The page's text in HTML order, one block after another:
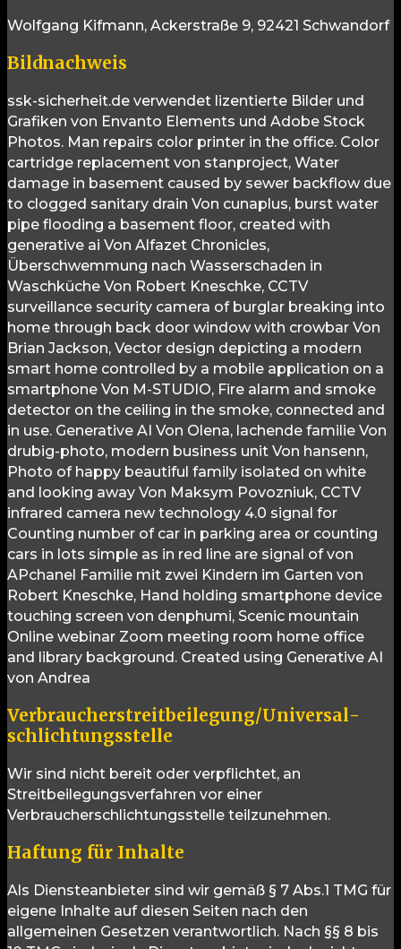
Wolfgang Kifmann, Ackerstraße 9, 92421 Schwandorf
Bildnachweis
ssk-sicherheit.de verwendet lizentierte Bilder und
Grafiken von Envanto Elements und Adobe Stock
Photos. Man repairs color printer in the office. Color
cartridge replacement von stanproject, Water
damage in basement caused by sewer backflow due
to clogged sanitary drain Von cunaplus, burst water
pipe flooding a basement floor, created with
generative ai Von Alfazet Chronicles,
Überschwemmung nach Wasserschaden in
Waschküche Von Robert Kneschke, CCTV
surveillance security camera of burglar breaking into
home through back door window with crowbar Von
Brian Jackson, Vector design depicting a modern
smart home controlled by a mobile application on a
smartphone Von M-STUDIO, Fire alarm and smoke
detector on the ceiling in the smoke, connected and
in use. Generative AI Von Olena, lachende familie Von
drubig-photo, modern business unit Von hansenn,
Photo of happy beautiful family isolated on white
and looking away Von Maksym Povozniuk, CCTV
infrared camera new technology 4.0 signal for
Counting number of car in parking area or counting
cars in lots simple as in red line are signal of von
APchanel Familie mit zwei Kindern im Garten von
Robert Kneschke, Hand holding smartphone device
touching screen von denphumi, Scenic mountain
Online webinar Zoom meeting room home office
and library background. Created using Generative AI
von Andrea
Verbraucher­streit­beilegung/Universal­
schlichtungs­stelle
Wir sind nicht bereit oder verpflichtet, an
Streitbeilegungsverfahren vor einer
Verbraucherschlichtungsstelle teilzunehmen.
Haftung für Inhalte
Als Diensteanbieter sind wir gemäß § 7 Abs.1 TMG für
eigene Inhalte auf diesen Seiten nach den
allgemeinen Gesetzen verantwortlich. Nach §§ 8 bis